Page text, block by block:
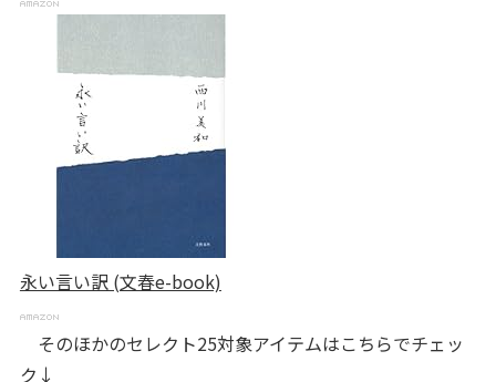
永い言い訳 (文春e-book)
そのほかのセレクト25対象アイテムはこちらでチェッ
ク↓